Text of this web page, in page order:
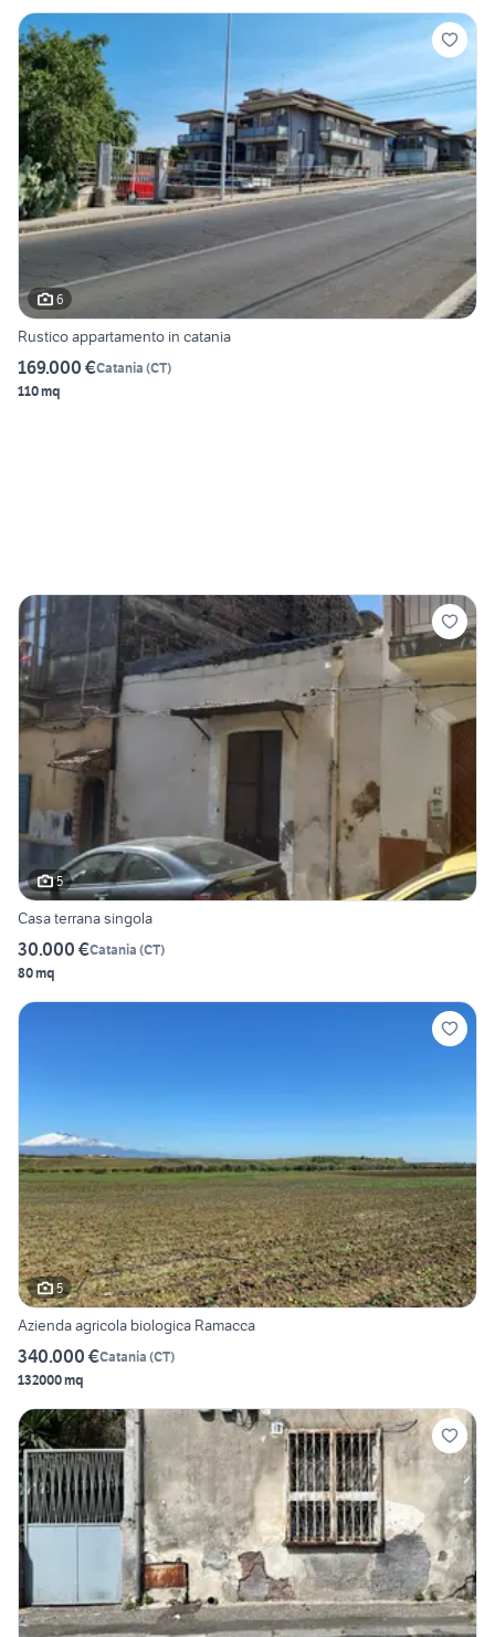
6
Rustico appartamento in catania
169.000 €Catania (CT)
110 mq
5
Casa terrana singola
30.000 €Catania (CT)
80 mq
5
Azienda agricola biologica Ramacca
340.000 €Catania (CT)
132000 mq